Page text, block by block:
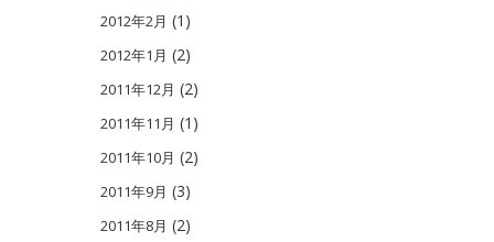
2012年2月 (1)
2012年1月 (2)
2011年12月 (2)
2011年11月 (1)
2011年10月 (2)
2011年9月 (3)
2011年8月 (2)